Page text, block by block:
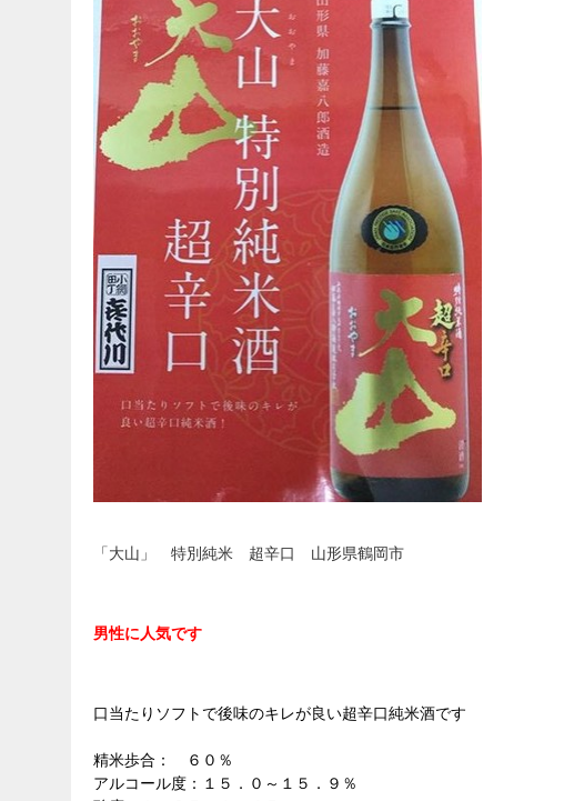
「大山」 特別純米 超辛口 山形県鶴岡市
男性に人気です
口当たりソフトで後味のキレが良い超辛口純米酒です
精米歩合： ６０％
アルコール度：１５．０～１５．９％